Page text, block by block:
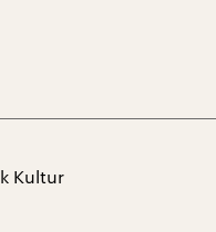
Kultur